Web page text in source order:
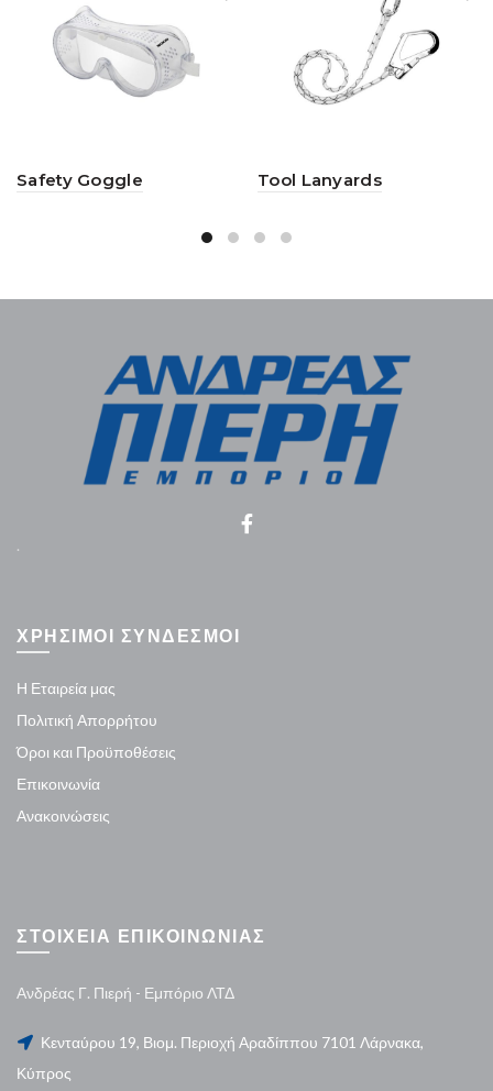
Safety Goggle Tool Lanyards
.
ΧΡΗΣΙΜΟΙ ΣΥΝΔΕΣΜΟΙ
Η Εταιρεία μας
Πολιτική Απορρήτου
Όροι και Προϋποθέσεις
Επικοινωνία
Ανακοινώσεις
ΣΤΟΙΧΕΙΑ ΕΠΙΚΟΙΝΩΝΙΑΣ
Ανδρέας Γ. Πιερή - Εμπόριο ΛΤΔ
Κενταύρου 19, Βιομ. Περιοχή Αραδίππου 7101 Λάρνακα,
Κύπρος